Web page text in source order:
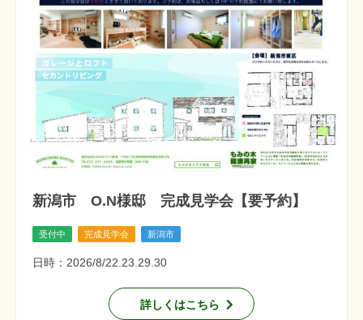
新潟市 O.N様邸 完成見学会【要予約】
受付中 完成見学会 新潟市
日時：2026/8/22.23.29.30
詳しくはこちら